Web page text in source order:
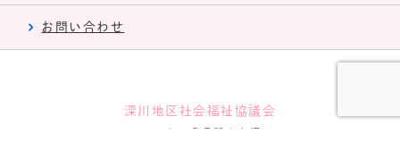
お問い合わせ
深川地区社会福祉協議会